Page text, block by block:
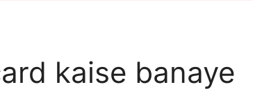
kaise banaye